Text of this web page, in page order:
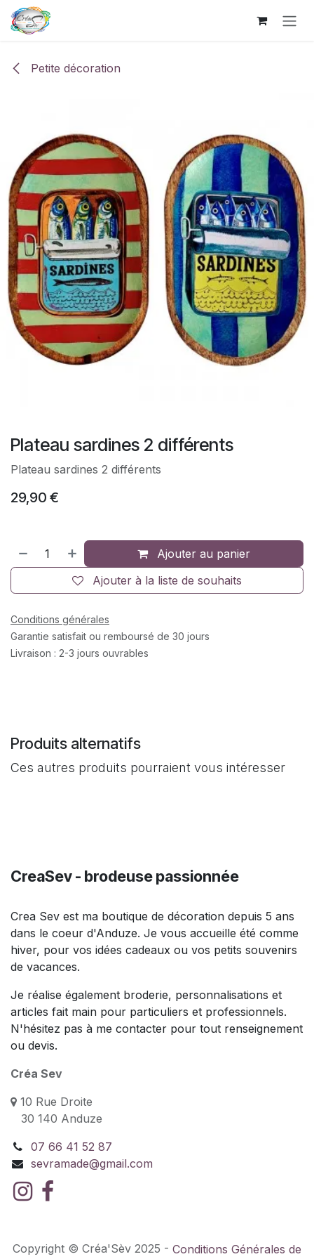
Se rendre au contenu
Petite décoration
Plateau sardines 2 différents
Plateau sardines 2 différents
29,90 €
Ajouter au panier
Ajouter à la liste de souhaits
Conditions générales
Garantie satisfait ou remboursé de 30 jours
Livraison : 2-3 jours ouvrables
Produits alternatifs
Ces autres produits pourraient vous intéresser
CreaSev - brodeuse passionnée
Crea Sev est ma boutique de décoration depuis 5 ans
dans le coeur d'Anduze. Je vous accueille été comme
hiver, pour vos idées cadeaux ou vos petits souvenirs
de vacances.
Je réalise également broderie, personnalisations et
articles fait main pour particuliers et professionnels.
N'hésitez pas à me contacter pour tout renseignement
ou devis.
Créa Sev
10 Rue Droite
30 140 Anduze
07 66 41 52 87
sevramade@gmail.com
Copyright © Créa'Sèv 2025 - Conditions Générales de